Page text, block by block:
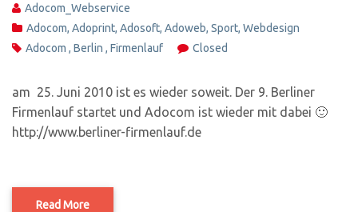
Adocom_Webservice
Adocom, Adoprint, Adosoft, Adoweb, Sport, Webdesign
Adocom , Berlin , Firmenlauf Closed
am 25. Juni 2010 ist es wieder soweit. Der 9. Berliner
Firmenlauf startet und Adocom ist wieder mit dabei 🙂
http://www.berliner-firmenlauf.de
Read More